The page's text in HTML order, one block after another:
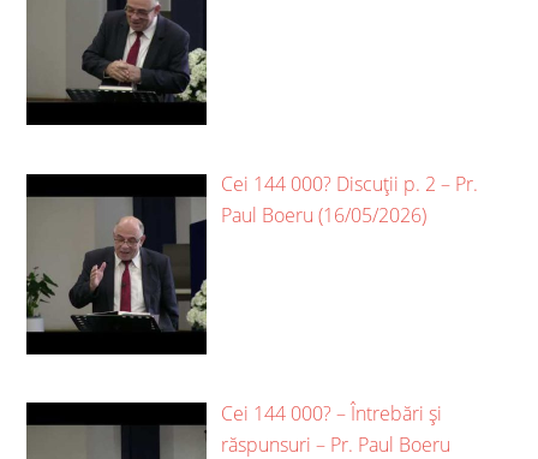
Cei 144 000? Discuții p. 2 – Pr.
Paul Boeru (16/05/2026)
Cei 144 000? – Întrebări și
răspunsuri – Pr. Paul Boeru